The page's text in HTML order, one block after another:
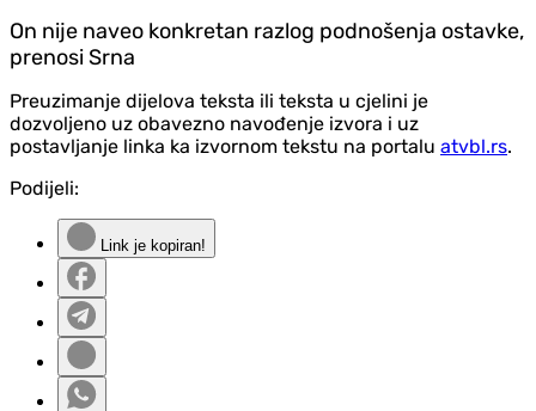
On nije naveo konkretan razlog podnošenja ostavke,
prenosi Srna
Preuzimanje dijelova teksta ili teksta u cjelini je
dozvoljeno uz obavezno navođenje izvora i uz
postavljanje linka ka izvornom tekstu na portalu atvbl.rs.
Podijeli:
Link je kopiran!